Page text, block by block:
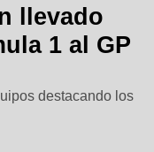
llevado
1 al GP
destacando los